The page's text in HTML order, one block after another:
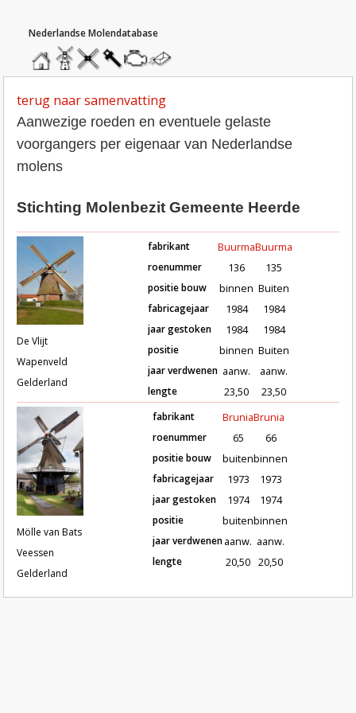
homemolendatabase
roedendatabase
assendatabase
motorendatabase
stuur
een
terug naar samenvatting
Aanwezige roeden en eventuele gelaste
voorgangers per eigenaar van Nederlandse
molens
Stichting Molenbezit Gemeente Heerde
De Vlijt
Wapenveld
Gelderland
Roeden van molen De Vlijt in
fabrikant
roenummer
positie bouw
fabricagejaar
jaar gestoken
positie
jaar verdwenen
lengte
Buurma
136
binnen
1984
1984
binnen
aanw.
23,50
Buurma
135
Buiten
1984
1984
Buiten
aanw.
23,50
Mölle van Bats
Veessen
Gelderland
Roeden van molen Mölle van
fabrikant
roenummer
positie bouw
fabricagejaar
jaar gestoken
positie
jaar verdwenen
lengte
Brunia
65
buiten
1973
1974
buiten
aanw.
20,50
Brunia
66
binnen
1973
1974
binnen
aanw.
20,50